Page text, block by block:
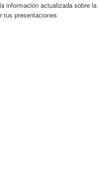
información actualizada sobre la
tus presentaciones